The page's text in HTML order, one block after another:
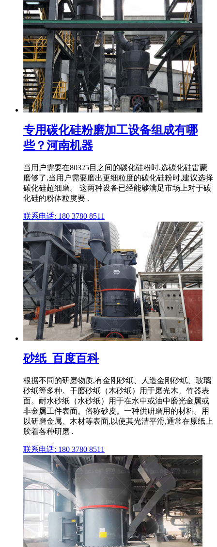
专用碳化硅粉磨加工设备组成有哪
些？河南机器
当用户需要在80325目之间的碳化硅粉时,选碳化硅雷蒙
磨够了,当用户需要磨出更细粒度的碳化硅粉时,建议选择
碳化硅超细磨。 这两种设备已经能够满足市场上对于碳
化硅的粉体粒度要 .
联系电话: 180 3780 8511
砂纸_百度百科
根据不同的研磨物质,有金刚砂纸、人造金刚砂纸、玻璃
砂纸等多种。干磨砂纸（木砂纸）用于磨光木、竹器表
面。耐水砂纸（水砂纸）用于在水中或油中磨光金属或
非金属工件表面。俗称砂皮。一种供研磨用的材料。用
以研磨金属、木材等表面,以使其光洁平滑,通常在原纸上
胶着各种研磨 .
联系电话: 180 3780 8511